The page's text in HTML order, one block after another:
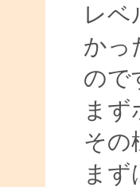
レベ
かっ
ので
ま
その
ま